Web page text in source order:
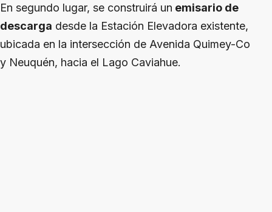
En segundo lugar, se construirá un emisario de
descarga desde la Estación Elevadora existente,
ubicada en la intersección de Avenida Quimey-Co
y Neuquén, hacia el Lago Caviahue.